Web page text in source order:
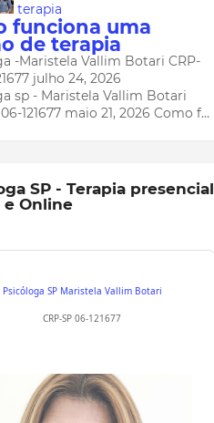
terapia
funciona uma
de terapia
-Maristela Vallim Botari CRP-
julho 24, 2026
sp - Maristela Vallim Botari
121677 maio 21, 2026 Como f…
SP - Terapia presencial
e Online
Psicóloga SP Maristela Vallim Botari
CRP-SP 06-121677